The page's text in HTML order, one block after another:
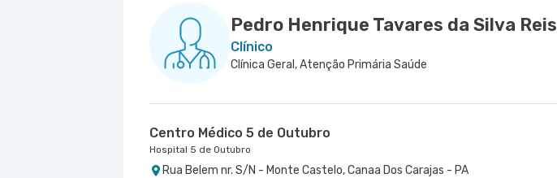
Pedro Henrique Tavares da Silva Reis
Clínico
Clínica Geral, Atenção Primária Saúde
Centro Médico 5 de Outubro
Hospital 5 de Outubro
Rua Belem nr. S/N - Monte Castelo, Canaa Dos Carajas - PA